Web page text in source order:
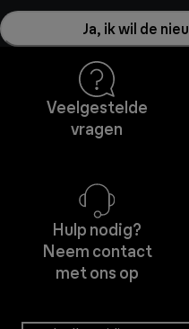
Ja, ik wil de
Veelgestelde
vragen
Hulp nodig?
Neem contact
met ons op